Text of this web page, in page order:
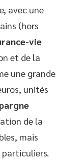
avec une
(hors
vie
et de la
une grande
unités
de la
mais